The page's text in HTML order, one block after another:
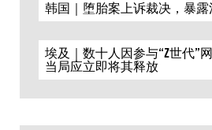
韩国｜堕胎案上诉裁决，暴露
埃及｜数十人因参与“Z世代”
当局应立即将其释放